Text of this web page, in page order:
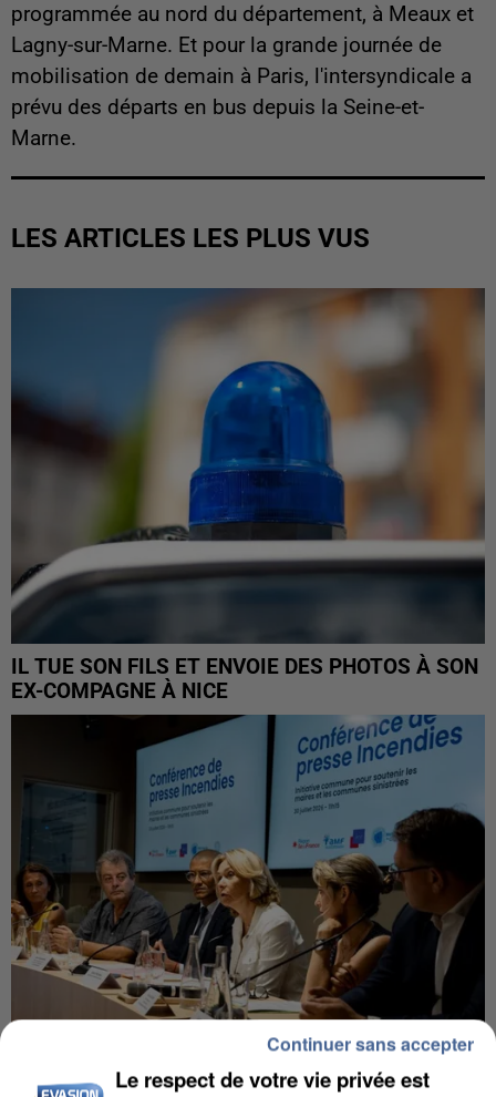
programmée au nord du département, à Meaux et
Lagny-sur-Marne. Et pour la grande journée de
mobilisation de demain à Paris, l'intersyndicale a
prévu des départs en bus depuis la Seine-et-
Marne.
LES ARTICLES LES PLUS VUS
IL TUE SON FILS ET ENVOIE DES PHOTOS À SON
EX-COMPAGNE À NICE
Le respect de votre vie privée est
Continuer sans accepter